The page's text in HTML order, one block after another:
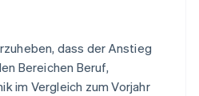
dass der Anstieg
Bereichen Beruf,
im Vergleich zum Vorjahr